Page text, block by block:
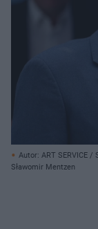
Autor: ART SERVICE /
Sławomir Mentzen